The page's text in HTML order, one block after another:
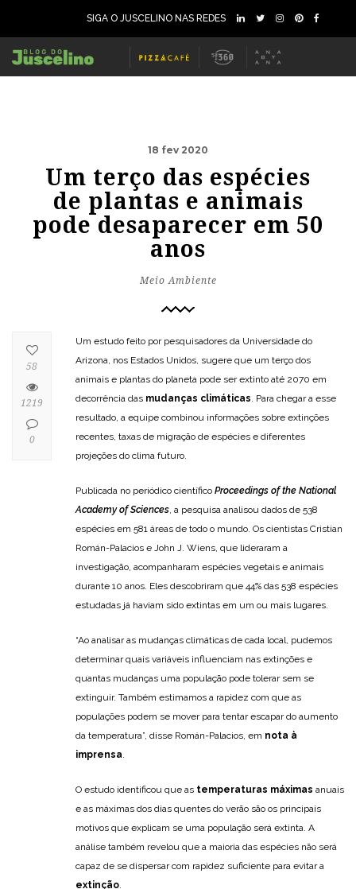
SIGA O JUSCELINO NAS REDES
18 fev 2020
Um terço das espécies
de plantas e animais
pode desaparecer em 50
anos
Meio Ambiente
Um estudo feito por pesquisadores da Universidade do
Arizona, nos Estados Unidos, sugere que um terço dos
animais e plantas do planeta pode ser extinto até 2070 em
decorrência das mudanças climáticas. Para chegar a esse
resultado, a equipe combinou informações sobre extinções
recentes, taxas de migração de espécies e diferentes
projeções do clima futuro.
Publicada no periódico científico Proceedings of the National
Academy of Sciences, a pesquisa analisou dados de 538
espécies em 581 áreas de todo o mundo. Os cientistas Cristian
Román-Palacios e John J. Wiens, que lideraram a
investigação, acompanharam espécies vegetais e animais
durante 10 anos. Eles descobriram que 44% das 538 espécies
estudadas já haviam sido extintas em um ou mais lugares.
“Ao analisar as mudanças climáticas de cada local, pudemos
determinar quais variáveis ​​influenciam nas extinções e
quantas mudanças uma população pode tolerar sem se
extinguir. Também estimamos a rapidez com que as
populações podem se mover para tentar escapar do aumento
da temperatura”, disse Román-Palacios, em nota à
imprensa.
O estudo identificou que as temperaturas máximas anuais
e as máximas dos dias quentes do verão são os principais
motivos que explicam se uma população será extinta. A
análise também revelou que a maioria das espécies não será
capaz de se dispersar com rapidez suficiente para evitar a
extinção.
58
1219
0